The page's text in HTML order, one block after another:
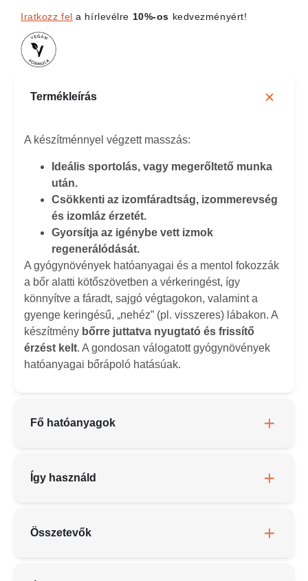
Iratkozz fel a hírlevélre 10%-os kedvezményért!
Termékleírás
A készítménnyel végzett masszás:
Ideális sportolás, vagy megerőltető munka
után.
Csökkenti az izomfáradtság, izommerevség
és izomláz érzetét.
Gyorsítja az igénybe vett izmok
regenerálódását.
A gyógynövények hatóanyagai és a mentol fokozzák
a bőr alatti kötőszövetben a vérkeringést, így
könnyítve a fáradt, sajgó végtagokon, valamint a
gyenge keringésű, „nehéz” (pl. visszeres) lábakon. A
készítmény bőrre juttatva nyugtató és frissítő
érzést kelt. A gondosan válogatott gyógynövények
hatóanyagai bőrápoló hatásúak.
Fő hatóanyagok
Így használd
Összetevők